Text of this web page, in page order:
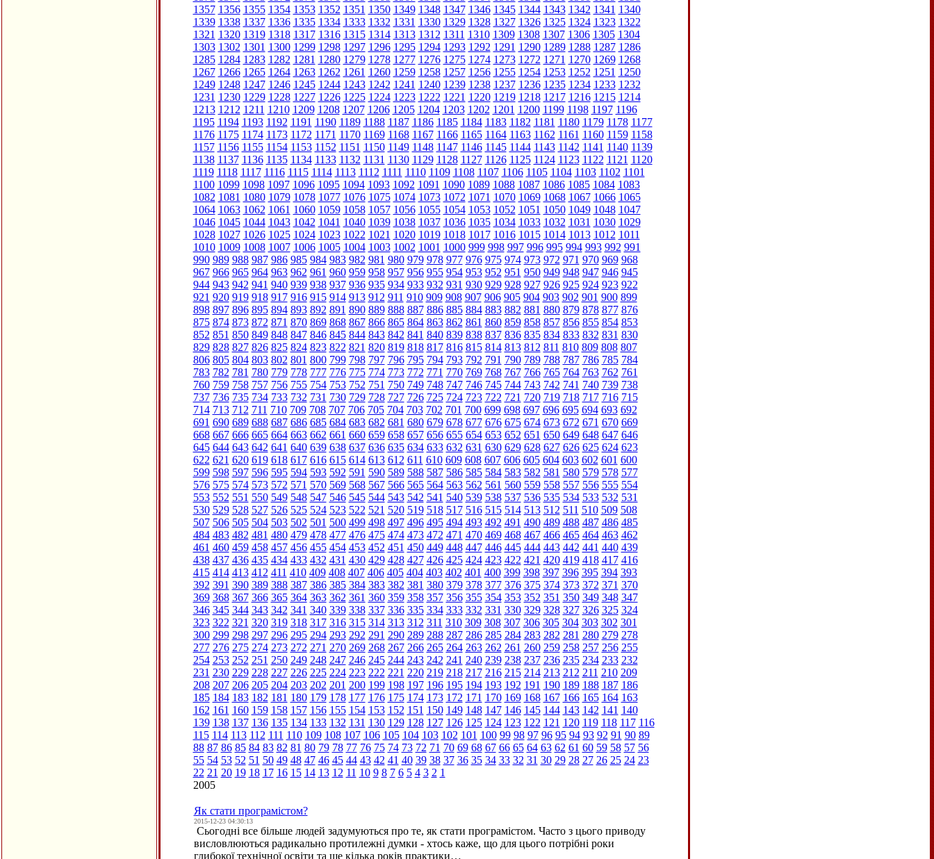
1357 1356 1355 1354 1353 1352 1351 1350 1349 1348 1347 1346 1345 1344 1343 1342 1341 1340
1339 1338 1337 1336 1335 1334 1333 1332 1331 1330 1329 1328 1327 1326 1325 1324 1323 1322
1321 1320 1319 1318 1317 1316 1315 1314 1313 1312 1311 1310 1309 1308 1307 1306 1305 1304
1303 1302 1301 1300 1299 1298 1297 1296 1295 1294 1293 1292 1291 1290 1289 1288 1287 1286
1285 1284 1283 1282 1281 1280 1279 1278 1277 1276 1275 1274 1273 1272 1271 1270 1269 1268
1267 1266 1265 1264 1263 1262 1261 1260 1259 1258 1257 1256 1255 1254 1253 1252 1251 1250
1249 1248 1247 1246 1245 1244 1243 1242 1241 1240 1239 1238 1237 1236 1235 1234 1233 1232
1231 1230 1229 1228 1227 1226 1225 1224 1223 1222 1221 1220 1219 1218 1217 1216 1215 1214
1213 1212 1211 1210 1209 1208 1207 1206 1205 1204 1203 1202 1201 1200 1199 1198 1197 1196
1195 1194 1193 1192 1191 1190 1189 1188 1187 1186 1185 1184 1183 1182 1181 1180 1179 1178 1177
1176 1175 1174 1173 1172 1171 1170 1169 1168 1167 1166 1165 1164 1163 1162 1161 1160 1159 1158
1157 1156 1155 1154 1153 1152 1151 1150 1149 1148 1147 1146 1145 1144 1143 1142 1141 1140 1139
1138 1137 1136 1135 1134 1133 1132 1131 1130 1129 1128 1127 1126 1125 1124 1123 1122 1121 1120
1119 1118 1117 1116 1115 1114 1113 1112 1111 1110 1109 1108 1107 1106 1105 1104 1103 1102 1101
1100 1099 1098 1097 1096 1095 1094 1093 1092 1091 1090 1089 1088 1087 1086 1085 1084 1083
1082 1081 1080 1079 1078 1077 1076 1075 1074 1073 1072 1071 1070 1069 1068 1067 1066 1065
1064 1063 1062 1061 1060 1059 1058 1057 1056 1055 1054 1053 1052 1051 1050 1049 1048 1047
1046 1045 1044 1043 1042 1041 1040 1039 1038 1037 1036 1035 1034 1033 1032 1031 1030 1029
1028 1027 1026 1025 1024 1023 1022 1021 1020 1019 1018 1017 1016 1015 1014 1013 1012 1011
1010 1009 1008 1007 1006 1005 1004 1003 1002 1001 1000 999 998 997 996 995 994 993 992 991
990 989 988 987 986 985 984 983 982 981 980 979 978 977 976 975 974 973 972 971 970 969 968
967 966 965 964 963 962 961 960 959 958 957 956 955 954 953 952 951 950 949 948 947 946 945
944 943 942 941 940 939 938 937 936 935 934 933 932 931 930 929 928 927 926 925 924 923 922
921 920 919 918 917 916 915 914 913 912 911 910 909 908 907 906 905 904 903 902 901 900 899
898 897 896 895 894 893 892 891 890 889 888 887 886 885 884 883 882 881 880 879 878 877 876
875 874 873 872 871 870 869 868 867 866 865 864 863 862 861 860 859 858 857 856 855 854 853
852 851 850 849 848 847 846 845 844 843 842 841 840 839 838 837 836 835 834 833 832 831 830
829 828 827 826 825 824 823 822 821 820 819 818 817 816 815 814 813 812 811 810 809 808 807
806 805 804 803 802 801 800 799 798 797 796 795 794 793 792 791 790 789 788 787 786 785 784
783 782 781 780 779 778 777 776 775 774 773 772 771 770 769 768 767 766 765 764 763 762 761
760 759 758 757 756 755 754 753 752 751 750 749 748 747 746 745 744 743 742 741 740 739 738
737 736 735 734 733 732 731 730 729 728 727 726 725 724 723 722 721 720 719 718 717 716 715
714 713 712 711 710 709 708 707 706 705 704 703 702 701 700 699 698 697 696 695 694 693 692
691 690 689 688 687 686 685 684 683 682 681 680 679 678 677 676 675 674 673 672 671 670 669
668 667 666 665 664 663 662 661 660 659 658 657 656 655 654 653 652 651 650 649 648 647 646
645 644 643 642 641 640 639 638 637 636 635 634 633 632 631 630 629 628 627 626 625 624 623
622 621 620 619 618 617 616 615 614 613 612 611 610 609 608 607 606 605 604 603 602 601 600
599 598 597 596 595 594 593 592 591 590 589 588 587 586 585 584 583 582 581 580 579 578 577
576 575 574 573 572 571 570 569 568 567 566 565 564 563 562 561 560 559 558 557 556 555 554
553 552 551 550 549 548 547 546 545 544 543 542 541 540 539 538 537 536 535 534 533 532 531
530 529 528 527 526 525 524 523 522 521 520 519 518 517 516 515 514 513 512 511 510 509 508
507 506 505 504 503 502 501 500 499 498 497 496 495 494 493 492 491 490 489 488 487 486 485
484 483 482 481 480 479 478 477 476 475 474 473 472 471 470 469 468 467 466 465 464 463 462
461 460 459 458 457 456 455 454 453 452 451 450 449 448 447 446 445 444 443 442 441 440 439
438 437 436 435 434 433 432 431 430 429 428 427 426 425 424 423 422 421 420 419 418 417 416
415 414 413 412 411 410 409 408 407 406 405 404 403 402 401 400 399 398 397 396 395 394 393
392 391 390 389 388 387 386 385 384 383 382 381 380 379 378 377 376 375 374 373 372 371 370
369 368 367 366 365 364 363 362 361 360 359 358 357 356 355 354 353 352 351 350 349 348 347
346 345 344 343 342 341 340 339 338 337 336 335 334 333 332 331 330 329 328 327 326 325 324
323 322 321 320 319 318 317 316 315 314 313 312 311 310 309 308 307 306 305 304 303 302 301
300 299 298 297 296 295 294 293 292 291 290 289 288 287 286 285 284 283 282 281 280 279 278
277 276 275 274 273 272 271 270 269 268 267 266 265 264 263 262 261 260 259 258 257 256 255
254 253 252 251 250 249 248 247 246 245 244 243 242 241 240 239 238 237 236 235 234 233 232
231 230 229 228 227 226 225 224 223 222 221 220 219 218 217 216 215 214 213 212 211 210 209
208 207 206 205 204 203 202 201 200 199 198 197 196 195 194 193 192 191 190 189 188 187 186
185 184 183 182 181 180 179 178 177 176 175 174 173 172 171 170 169 168 167 166 165 164 163
162 161 160 159 158 157 156 155 154 153 152 151 150 149 148 147 146 145 144 143 142 141 140
139 138 137 136 135 134 133 132 131 130 129 128 127 126 125 124 123 122 121 120 119 118 117 116
115 114 113 112 111 110 109 108 107 106 105 104 103 102 101 100 99 98 97 96 95 94 93 92 91 90 89
88 87 86 85 84 83 82 81 80 79 78 77 76 75 74 73 72 71 70 69 68 67 66 65 64 63 62 61 60 59 58 57 56
55 54 53 52 51 50 49 48 47 46 45 44 43 42 41 40 39 38 37 36 35 34 33 32 31 30 29 28 27 26 25 24 23
22 21 20 19 18 17 16 15 14 13 12 11 10 9 8 7 6 5 4 3 2 1
2005
Як стати програмістом?
2015-12-23 04:30:13
Сьогодні все більше людей задумуються про те, як стати програмістом. Часто з цього приводу
висловлюються радикально протилежні думки - хтось каже, що для цього потрібні роки
глибокої технічної освіти та ще кілька років практики…